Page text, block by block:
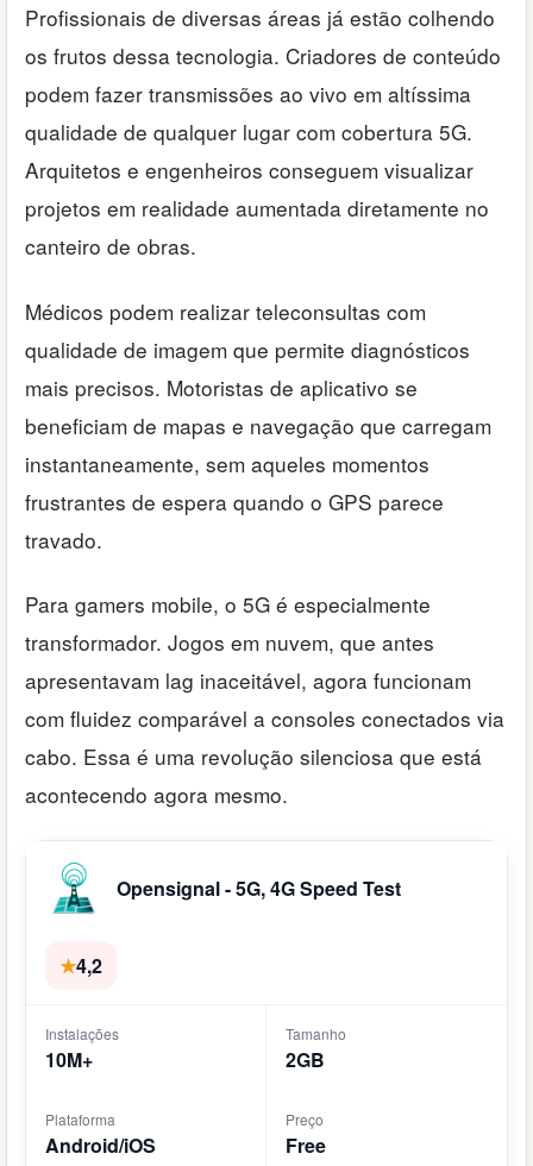
Profissionais de diversas áreas já estão colhendo
os frutos dessa tecnologia. Criadores de conteúdo
podem fazer transmissões ao vivo em altíssima
qualidade de qualquer lugar com cobertura 5G.
Arquitetos e engenheiros conseguem visualizar
projetos em realidade aumentada diretamente no
canteiro de obras.
Médicos podem realizar teleconsultas com
qualidade de imagem que permite diagnósticos
mais precisos. Motoristas de aplicativo se
beneficiam de mapas e navegação que carregam
instantaneamente, sem aqueles momentos
frustrantes de espera quando o GPS parece
travado.
Para gamers mobile, o 5G é especialmente
transformador. Jogos em nuvem, que antes
apresentavam lag inaceitável, agora funcionam
com fluidez comparável a consoles conectados via
cabo. Essa é uma revolução silenciosa que está
acontecendo agora mesmo.
Opensignal - 5G, 4G Speed Test
★4,2
Instalações
10M+
Tamanho
2GB
Plataforma
Android/iOS
Preço
Free